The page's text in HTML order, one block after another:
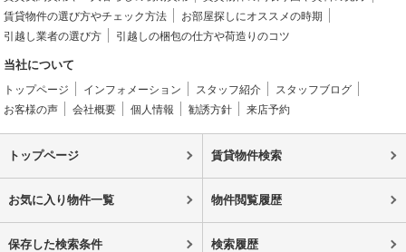
賃貸物件の選び方やチェック方法
お部屋探しにオススメの時期
引越し業者の選び方
引越しの梱包の仕方や荷造りのコツ
当社について
トップページ インフォメーション スタッフ紹介
スタッフブログ
お客様の声
会社概要 個人情報 勧誘方針 来店予約
トップページ 賃貸物件検索
お気に入り物件一覧 物件閲覧履歴
保存した検索条件 検索履歴